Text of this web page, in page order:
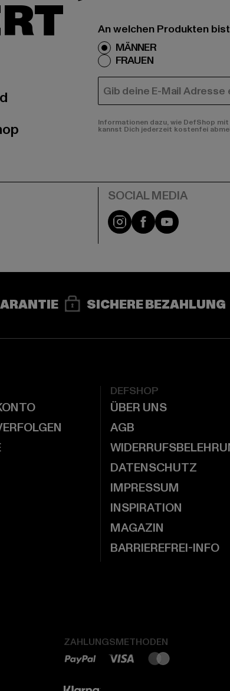
An welchen Produkten
MÄNNER
FRAUEN
E-MAIL
Informationen dazu, wie DefShop
kannst Dich jederzeit kostenfei
Instagram
FacebookYouTube
SICHERE BEZAHLUNG
DEFSHOP
ÜBER UNS
AGB
DATENSCHUTZ
IMPRESSUM
INSPIRATION
MAGAZIN
BARRIEREFREI-INFO
ZAHLUNGSMETHODEN